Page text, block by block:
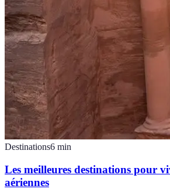
Destinations6 min
Les meilleures destinations pour
aériennes